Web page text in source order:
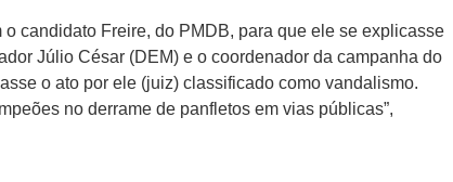
candidato Freire, do PMDB, para que ele se explicasse
Júlio César (DEM) e o coordenador da campanha do
o ato por ele (juiz) classificado como vandalismo.
no derrame de panfletos em vias públicas”,